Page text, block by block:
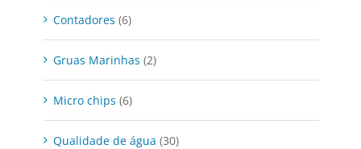
Contadores (6)
Gruas Marinhas (2)
Micro chips (6)
Qualidade de água (30)